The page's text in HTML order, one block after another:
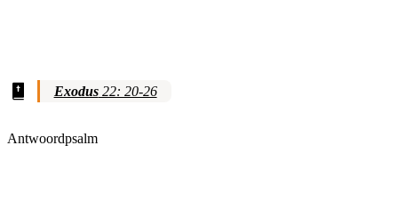
Exodus22: 20-26
Antwoordpsalm